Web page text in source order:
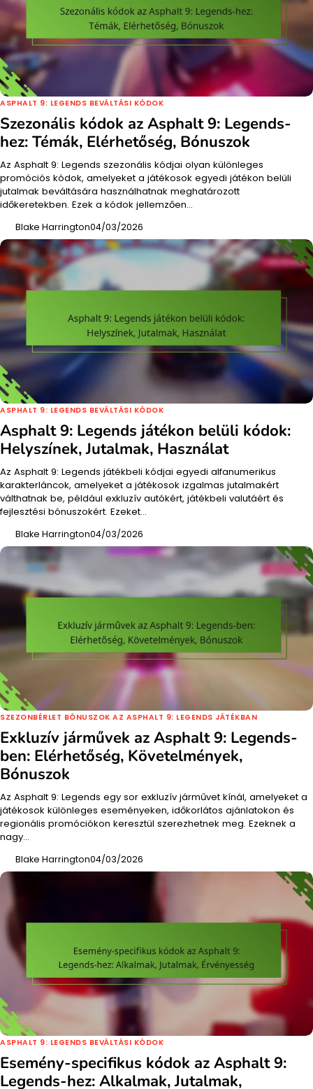
ASPHALT 9: LEGENDS BEVÁLTÁSI KÓDOK
Szezonális kódok az Asphalt 9: Legends-
hez: Témák, Elérhetőség, Bónuszok
Az Asphalt 9: Legends szezonális kódjai olyan különleges
promóciós kódok, amelyeket a játékosok egyedi játékon belüli
jutalmak beváltására használhatnak meghatározott
időkeretekben. Ezek a kódok jellemzően…
Blake Harrington04/03/2026
ASPHALT 9: LEGENDS BEVÁLTÁSI KÓDOK
Asphalt 9: Legends játékon belüli kódok:
Helyszínek, Jutalmak, Használat
Az Asphalt 9: Legends játékbeli kódjai egyedi alfanumerikus
karakterláncok, amelyeket a játékosok izgalmas jutalmakért
válthatnak be, például exkluzív autókért, játékbeli valutáért és
fejlesztési bónuszokért. Ezeket…
Blake Harrington04/03/2026
SZEZONBÉRLET BÓNUSZOK AZ ASPHALT 9: LEGENDS JÁTÉKBAN
Exkluzív járművek az Asphalt 9: Legends-
ben: Elérhetőség, Követelmények,
Bónuszok
Az Asphalt 9: Legends egy sor exkluzív járművet kínál, amelyeket a
játékosok különleges eseményeken, időkorlátos ajánlatokon és
regionális promóciókon keresztül szerezhetnek meg. Ezeknek a
nagy…
Blake Harrington04/03/2026
ASPHALT 9: LEGENDS BEVÁLTÁSI KÓDOK
Esemény-specifikus kódok az Asphalt 9:
Legends-hez: Alkalmak, Jutalmak,